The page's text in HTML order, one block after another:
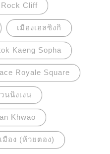
Cliff
เมืองเฮลซิงกิ
Kaeng Sopha
Royale Square
นนิงเงน
Khwao
อง (ห้วยตอง)